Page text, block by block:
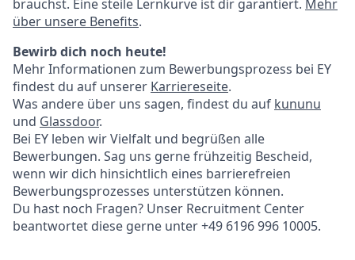
brauchst. Eine steile Lernkurve ist dir garantiert. Mehr
über unsere Benefits.
Bewirb dich noch heute!
Mehr Informationen zum Bewerbungsprozess bei EY
findest du auf unserer Karriereseite.
Was andere über uns sagen, findest du auf kununu
und Glassdoor.
Bei EY leben wir Vielfalt und begrüßen alle
Bewerbungen. Sag uns gerne frühzeitig Bescheid,
wenn wir dich hinsichtlich eines barrierefreien
Bewerbungsprozesses unterstützen können.
Du hast noch Fragen? Unser Recruitment Center
beantwortet diese gerne unter +49 6196 996 10005.